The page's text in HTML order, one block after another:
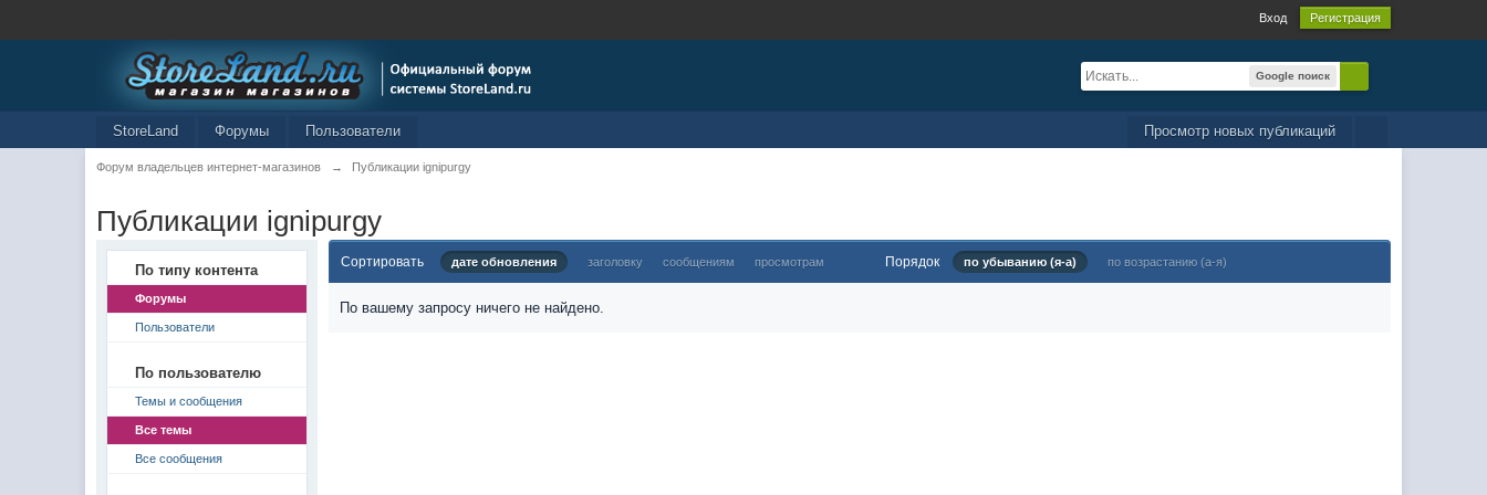
Вход Регистрация
Google поиск
Просмотр новых публикаций
StoreLand Форумы Пользователи
Форум владельцев интернет-магазинов → Публикации ignipurgy
Публикации ignipurgy
По типу контента
Форумы
Пользователи
По пользователю
Темы и сообщения
Все темы
Все сообщения
Сортировать дате обновления заголовку сообщениям просмотрам Порядок по убыванию (я-а) по возрастанию (а-я)
По вашему запросу ничего не найдено.